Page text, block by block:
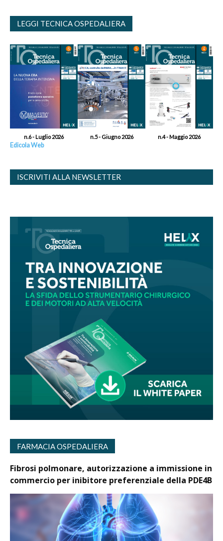
LEGGI TECNICA OSPEDALIERA
n.6 - Luglio 2026 n.5 - Giugno 2026 n.4 - Maggio 2026
Edicola Web
ISCRIVITI ALLA NEWSLETTER
FARMACIA OSPEDALIERA
Fibrosi polmonare, autorizzazione a immissione in
commercio per inibitore preferenziale della PDE4B